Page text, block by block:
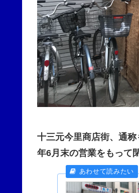
十三元今里商店街、通
年6月末の営業をもって